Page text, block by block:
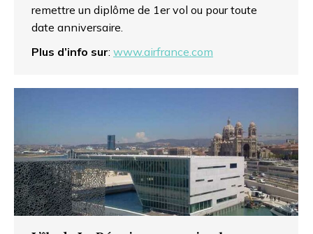
remettre un diplôme de 1er vol ou pour toute
date anniversaire.
Plus d’info sur: www.airfrance.com